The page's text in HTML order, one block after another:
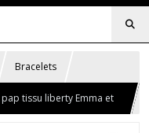
Bracelets
tissu liberty Emma et